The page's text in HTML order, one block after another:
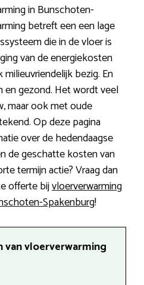
in Bunschoten-
betreft een een lage
die in de vloer is
van de energiekosten
bezig. En
gezond. Het wordt veel
maar ook met oude
Op deze pagina
over de hedendaagse
de geschatte kosten van
termijn actie? Vraag dan
offerte bijvloerverwarming
Spakenburg!
van vloerverwarming